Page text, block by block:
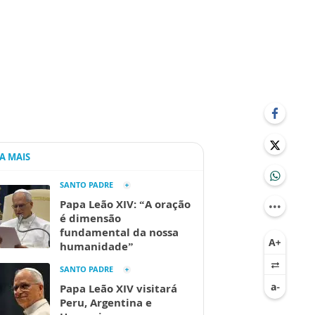
MAIS
SANTO PADRE
Papa Leão XIV: “A oração
é dimensão
fundamental da nossa
humanidade”
SANTO PADRE
Papa Leão XIV visitará
Peru, Argentina e